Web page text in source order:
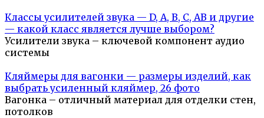
Классы усилителей звука — D, A, B, C, AB и другие
— какой класс является лучше выбором?
Усилители звука – ключевой компонент аудио
системы
Кляймеры для вагонки — размеры изделий, как
выбрать усиленный кляймер, 26 фото
Вагонка – отличный материал для отделки стен,
потолков